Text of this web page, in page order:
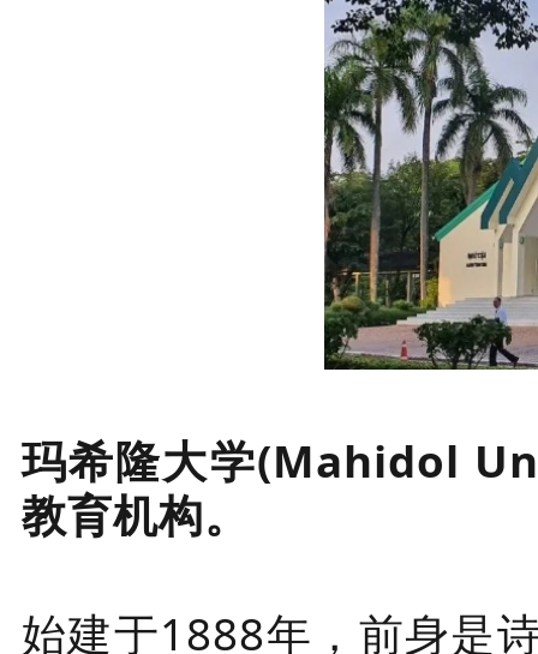
玛希隆大学(Mahidol
教育机构。
始建于1888年，前身是